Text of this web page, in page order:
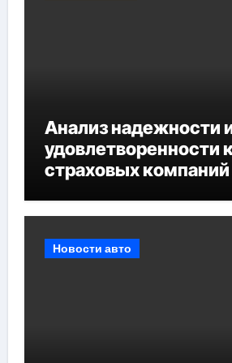
Анализ надежности
удовлетворенности
страховых компаний
Новости авто